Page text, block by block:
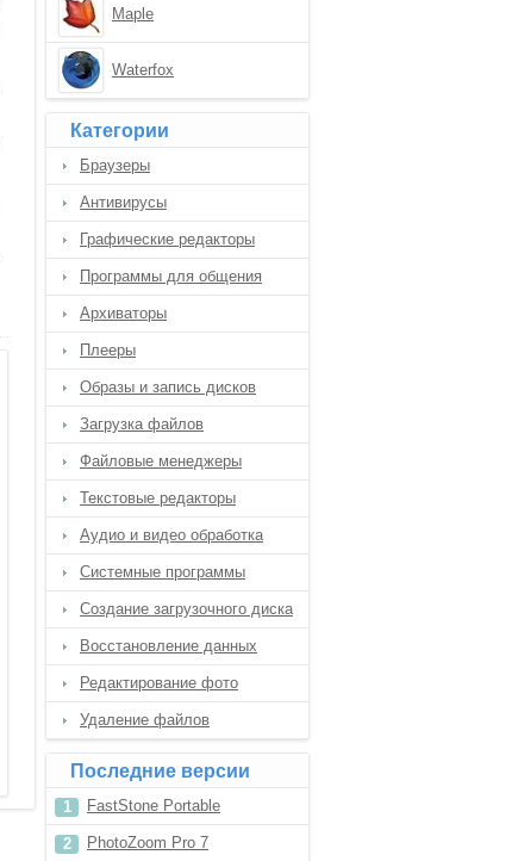
Maple
Waterfox
Категории
Браузеры
Антивирусы
Графические редакторы
Программы для общения
Архиваторы
Плееры
Образы и запись дисков
Загрузка файлов
Файловые менеджеры
Текстовые редакторы
Аудио и видео обработка
Системные программы
Создание загрузочного диска
Восстановление данных
Редактирование фото
Удаление файлов
Последние версии
FastStone Portable
PhotoZoom Pro 7